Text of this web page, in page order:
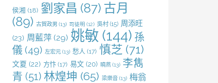
侯湘 (18) 劉家昌 (87) 古月
(89) 古賀政男 (13) 司徒明 (12) 吳村(15) 周添旺
(23) 周藍萍(29) 姚敏 (144) 孫
儀(49) 左宏元(13) 愁人 (17) 慎芝 (71)
文夏 (22) 方忭(17) 易文(20) 曉燕(13) 李雋
青 (51) 林煌坤 (65) 梁樂音(13) 梅翁